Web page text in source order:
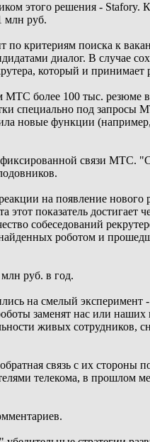
этого решения - Stafory.
млн руб.
критериям поиска к
диалог. В случае
который и
МТС более 100 тыс. резюме
специально под
новые функции
связи МТС.
на появление
этот показатель достигает
собеседований
роботом и
руб. в год.
на смелый эксперимент
заменят нас или
живых сотрудников,
связь с их стороны
телекома, в прошлом